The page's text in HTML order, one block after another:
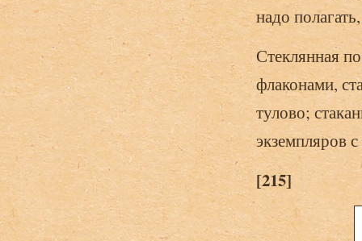
надо
Стеклянная
флаконами,
тулово;
экземпляров с
[215]